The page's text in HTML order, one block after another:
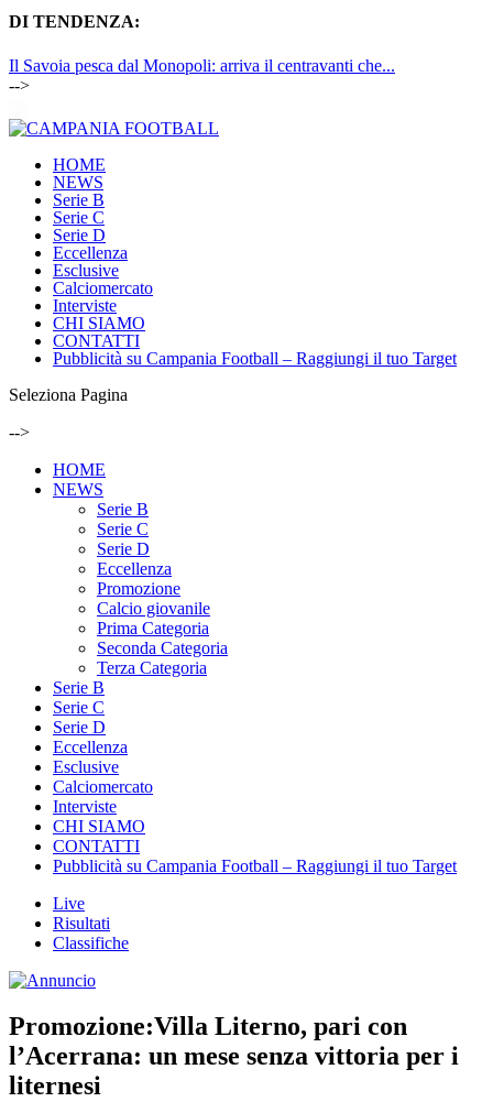
DI TENDENZA:
Il Savoia pesca dal Monopoli: arriva il centravanti che...
-->
HOME
NEWS
Serie B
Serie C
Serie D
Eccellenza
Esclusive
Calciomercato
Interviste
CHI SIAMO
CONTATTI
Pubblicità su Campania Football – Raggiungi il tuo Target
Seleziona Pagina
-->
HOME
NEWS
Serie B
Serie C
Serie D
Eccellenza
Promozione
Calcio giovanile
Prima Categoria
Seconda Categoria
Terza Categoria
Serie B
Serie C
Serie D
Eccellenza
Esclusive
Calciomercato
Interviste
CHI SIAMO
CONTATTI
Pubblicità su Campania Football – Raggiungi il tuo Target
Live
Risultati
Classifiche
Promozione:Villa Literno, pari con
l’Acerrana: un mese senza vittoria per i
liternesi